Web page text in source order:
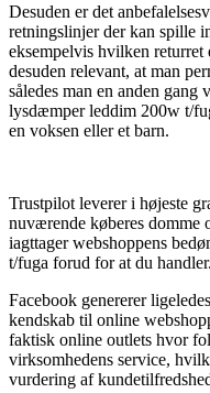
Desuden er det
retningslinjer der kan spille
eksempelvis hvilken
desuden relevant, at man
således man en anden
lysdæmper leddim 200w t/
en voksen eller et barn.
Trustpilot leverer i højeste
nuværende køberes domme
iagttager webshoppens
t/fuga forud for at du handler.
Facebook genererer
kendskab til online
faktisk online outlets hvor
virksomhedens service,
vurdering af